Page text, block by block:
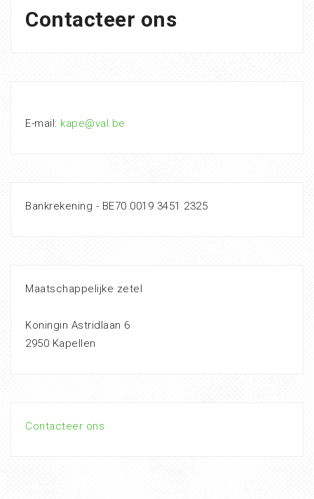
Contacteer ons
E-mail: kape@val.be
Bankrekening - BE70 0019 3451 2325
Maatschappelijke zetel
Koningin Astridlaan 6
2950 Kapellen
Contacteer ons